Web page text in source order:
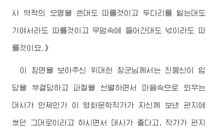
사 역적의 오명을 쓴대도 따를것이고 두다리를 잃는대도
기여서라도 따를것이고 무덤속에 들어간대도 넋이라도 따
를것이요.》
이 장면을 보아주신 위대한 장군님 께서는 진응산이 입
당을 부결당하고 파철을 선별하면서 마음속으로 외우는
대사가 언제인가 이 영화문학작가가 자신께 보낸 편지에
썼던 그대로이라고 하시면서 대사가 좋다고, 작가가 편지